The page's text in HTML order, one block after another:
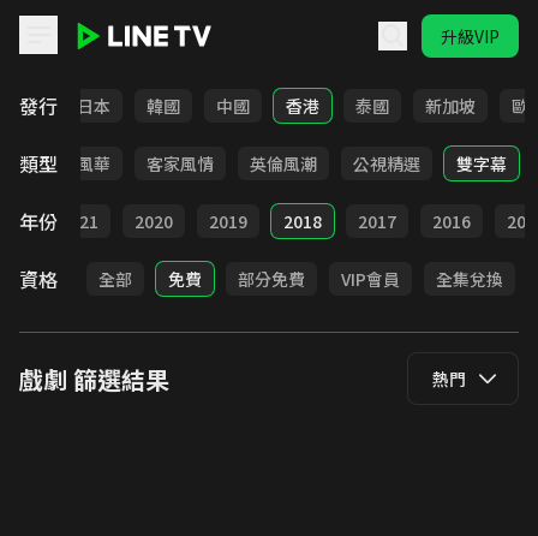
升級VIP
發行
台灣 日本 韓國 中國 香港 泰國 新加坡 歐
類型台語風華 客家風情 英倫風潮 公視精選 雙字幕
年份 2021 2020 2019 2018 2017 2016
資格 全部 免費 部分免費 VIP會員 全集兌換
戲劇 篩選結果 熱門